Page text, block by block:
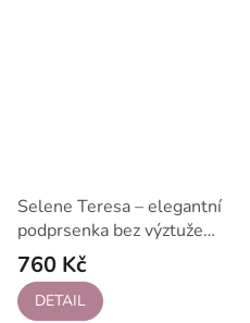
Selene Teresa – elegantní
podprsenka bez výztuže
se vzorem růží
760 Kč
DETAIL